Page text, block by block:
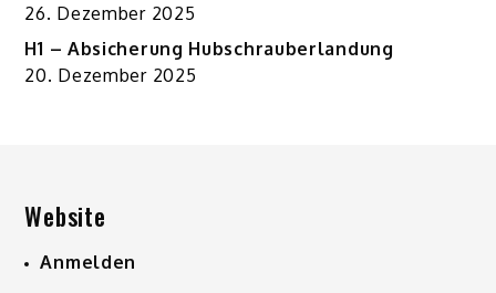
26. Dezember 2025
H1 – Absicherung Hubschrauberlandung
20. Dezember 2025
Website
Anmelden